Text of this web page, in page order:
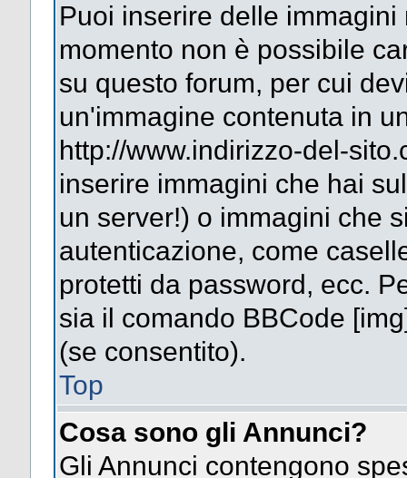
Puoi inserire delle
momento non è possibile
su questo forum, per cui
un'immagine contenuta in
http://www.indirizzo-del-
inserire immagini che hai
un server!) o immagini che
autenticazione, come
protetti da password, ecc.
sia il comando BBCode
(se consentito).
Top
Cosa sono gli Annunci?
Gli Annunci contengono